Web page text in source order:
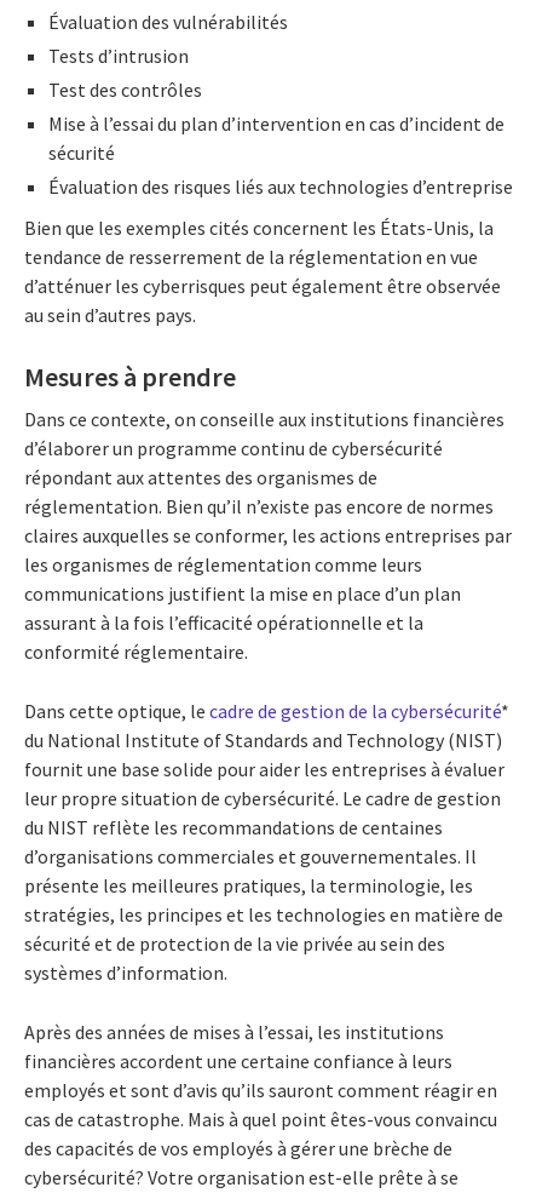
Évaluation des vulnérabilités
Tests d’intrusion
Test des contrôles
Mise à l’essai du plan d’intervention en cas d’incident de
sécurité
Évaluation des risques liés aux technologies d’entreprise
Bien que les exemples cités concernent les États-Unis, la
tendance de resserrement de la réglementation en vue
d’atténuer les cyberrisques peut également être observée
au sein d’autres pays.
Mesures à prendre
Dans ce contexte, on conseille aux institutions financières
d’élaborer un programme continu de cybersécurité
répondant aux attentes des organismes de
réglementation. Bien qu’il n’existe pas encore de normes
claires auxquelles se conformer, les actions entreprises par
les organismes de réglementation comme leurs
communications justifient la mise en place d’un plan
assurant à la fois l’efficacité opérationnelle et la
conformité réglementaire.
Dans cette optique, le cadre de gestion de la cybersécurité*
du National Institute of Standards and Technology (NIST)
fournit une base solide pour aider les entreprises à évaluer
leur propre situation de cybersécurité. Le cadre de gestion
du NIST reflète les recommandations de centaines
d’organisations commerciales et gouvernementales. Il
présente les meilleures pratiques, la terminologie, les
stratégies, les principes et les technologies en matière de
sécurité et de protection de la vie privée au sein des
systèmes d’information.
Après des années de mises à l’essai, les institutions
financières accordent une certaine confiance à leurs
employés et sont d’avis qu’ils sauront comment réagir en
cas de catastrophe. Mais à quel point êtes-vous convaincu
des capacités de vos employés à gérer une brèche de
cybersécurité? Votre organisation est-elle prête à se